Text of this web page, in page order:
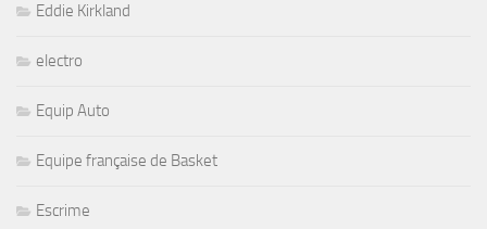
Eddie Kirkland
electro
Equip Auto
Equipe française de Basket
Escrime